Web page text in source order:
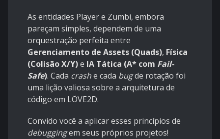
As entidades Player e Zumbi, embora
pareçam simples, dependem de uma
orquestração perfeita entre
Gerenciamento de Assets (Quads), Física
(Colisão X/Y)e IA Tática (A* com Fail-
Safe). Cada crashe cada bugde rotação foi
uma lição valiosa sobre a arquitetura de
código em LÖVE2D.
Convido você a aplicar esses princípios de
debuggingem seus próprios projetos!